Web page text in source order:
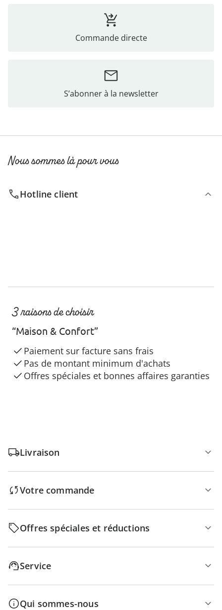
Commande directe
S’abonner à la newsletter
Nous sommes là pour vous
Hotline client
3 raisons de choisir
“Maison & Confort”
Paiement sur facture sans frais
Pas de montant minimum d'achats
Offres spéciales et bonnes affaires garanties
Livraison
Votre commande
Offres spéciales et réductions
Service
Qui sommes-nous